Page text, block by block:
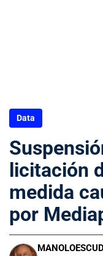
Data
licitación
medida
por